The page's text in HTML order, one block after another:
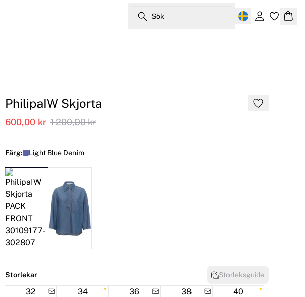
Sök
Logga inKorg
PhilipaIW Skjorta
600,00 kr 1 200,00 kr
Färg: Light Blue Denim
Storlekar Storleksguide
32 34 36 38
40